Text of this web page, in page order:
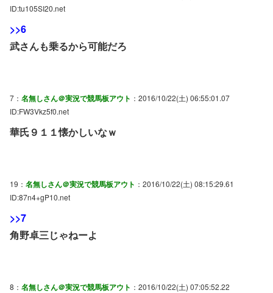
ID:tu105SI20.net
>>6
武さんも乗るから可能だろ
7： 名無しさん＠実況で競馬板アウト ：2016/10/22(土) 06:55:01.07
ID:FW3Vkz5f0.net
華氏９１１懐かしいなｗ
19： 名無しさん＠実況で競馬板アウト ：2016/10/22(土) 08:15:29.61
ID:87n4+gP10.net
>>7
角野卓三じゃねーよ
8： 名無しさん＠実況で競馬板アウト ：2016/10/22(土) 07:05:52.22